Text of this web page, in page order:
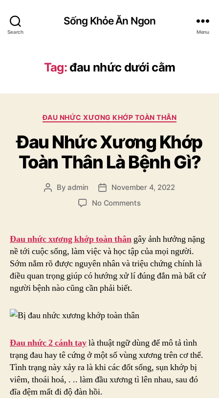
Search
Sống Khỏe Ăn Ngon
Menu
Tag: đau nhức dưới cằm
Categories
ĐAU NHỨC XƯƠNG KHỚP TOÀN THÂN
Đau Nhức Xương Khớp
Toàn Thân Là Bệnh Gì?
PostByadmin
Post
date
November 4, 2022
No Commentson
Xương
Khớp
Toàn
Thân
Là
Đau nhức xương khớp toàn thân gây ảnh hưởng nặng
nề tới cuộc sống, làm việc và học tập của mọi người.
Sớm nắm rõ được nguyên nhân và triệu chứng chính là
điều quan trọng giúp có hướng xử lí đúng đắn mà bất cứ
người bệnh nào cũng cần phải biết.
Đau nhức 2 cánh taylà thuật ngữ dùng để mô tả tình
trạng đau hay tê cứng ở một số vùng xương trên cơ thể.
Tình trạng này xảy ra là khi các đốt sống, sụn khớp bị
viêm, thoái hoá, . .. làm đầu xương tì lên nhau, sau đó
đĩa đệm mất đi độ đàn hồi.